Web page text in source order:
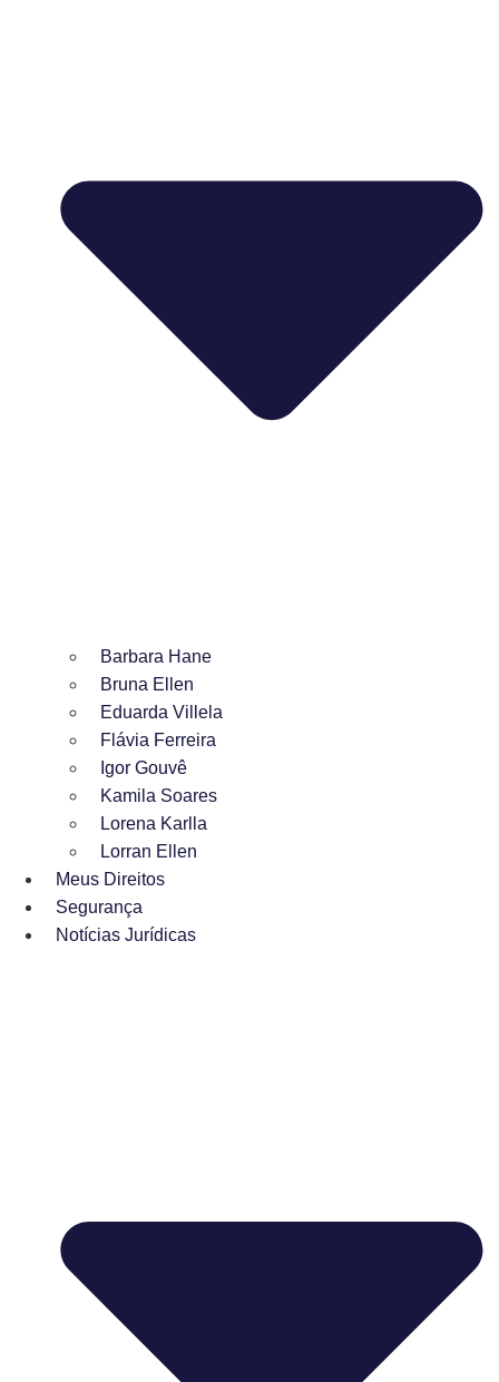
Barbara Hane
Bruna Ellen
Eduarda Villela
Flávia Ferreira
Igor Gouvê
Kamila Soares
Lorena Karlla
Lorran Ellen
Meus Direitos
Segurança
Notícias Jurídicas